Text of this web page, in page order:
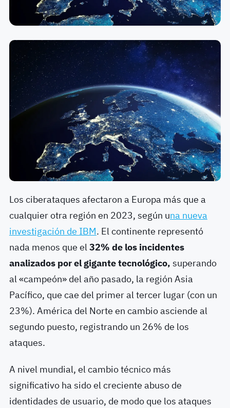
Los ciberataques afectaron a Europa más que a
cualquier otra región en 2023, según una nueva
investigación de IBM. El continente representó
nada menos que el32% de los incidentes
analizados por el gigante tecnológico, superando
al «campeón» del año pasado, la región Asia
Pacífico, que cae del primer al tercer lugar (con un
23%). América del Norte en cambio asciende al
segundo puesto, registrando un 26% de los
ataques.
A nivel mundial, el cambio técnico más
significativo ha sido el creciente abuso de
identidades de usuario, de modo que los ataques